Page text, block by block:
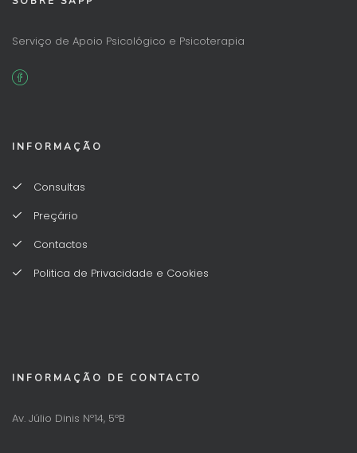
Serviço de Apoio Psicológico e Psicoterapia
INFORMAÇÃO
Consultas
Preçário
Contactos
Politica de Privacidade e Cookies
INFORMAÇÃO DE CONTACTO
Av. Júlio Dinis Nº14, 5ºB